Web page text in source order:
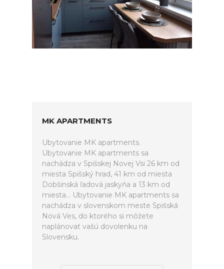
MK APARTMENTS
Ubytovanie MK apartments.
Ubytovanie MK apartments sa
nachádza v Spišskej Novej Vsi 26 km od
miesta Spišský hrad, 41 km od miesta
Dobšinská ľadová jaskyňa a 13 km od
miesta... Ubytovanie MK apartments sa
nachádza v slovenskom meste Spišská
Nová Ves, do ktorého si môžete
naplánovať vašú dovolenku na
Slovensku.